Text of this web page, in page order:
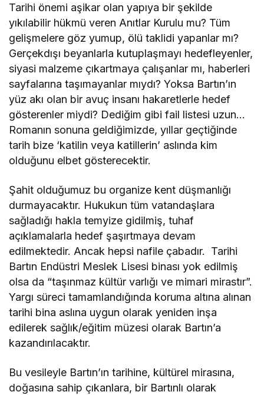
Tarihi önemi aşikar olan yapıya bir şekilde
yıkılabilir hükmü veren Anıtlar Kurulu mu? Tüm
gelişmelere göz yumup, ölü taklidi yapanlar mı?
Gerçekdışı beyanlarla kutuplaşmayı hedefleyenler,
siyasi malzeme çıkartmaya çalışanlar mı, haberleri
sayfalarına taşımayanlar mıydı? Yoksa Bartın’ın
yüz akı olan bir avuç insanı hakaretlerle hedef
gösterenler miydi? Dediğim gibi fail listesi uzun…
Romanın sonuna geldiğimizde, yıllar geçtiğinde
tarih bize ‘katilin veya katillerin’ aslında kim
olduğunu elbet gösterecektir.
Şahit olduğumuz bu organize kent düşmanlığı
durmayacaktır. Hukukun tüm vatandaşlara
sağladığı hakla temyize gidilmiş, tuhaf
açıklamalarla hedef şaşırtmaya devam
edilmektedir. Ancak hepsi nafile çabadır. Tarihi
Bartın Endüstri Meslek Lisesi binası yok edilmiş
olsa da “taşınmaz kültür varlığı ve mimari mirastır”.
Yargı süreci tamamlandığında koruma altına alınan
tarihi bina aslına uygun olarak yeniden inşa
edilerek sağlık/eğitim müzesi olarak Bartın’a
kazandırılacaktır.
Bu vesileyle Bartın’ın tarihine, kültürel mirasına,
doğasına sahip çıkanlara, bir Bartınlı olarak